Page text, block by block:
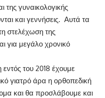
της γυναικολογικής
και γεννήσεις. Αυτά τα
στελέχωση της
για μεγάλο χρονικό
του 2018 έχουμε
γιατρό άρα η ορθοπεδική
και θα προσλάβουμε και